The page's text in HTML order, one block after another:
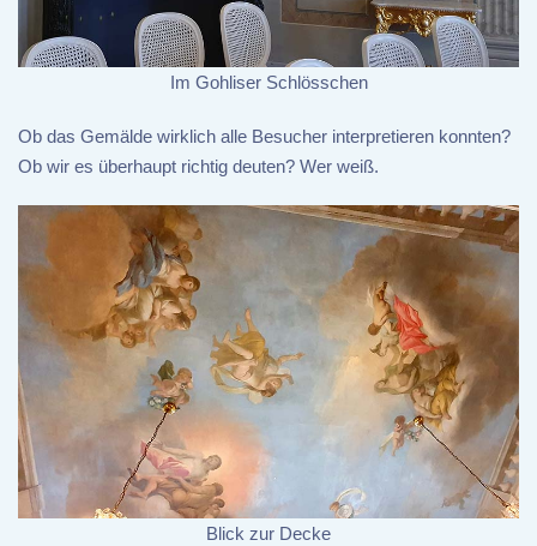
Im Gohliser Schlösschen
Ob das Gemälde wirklich alle Besucher interpretieren konnten?
Ob wir es überhaupt richtig deuten? Wer weiß.
Blick zur Decke